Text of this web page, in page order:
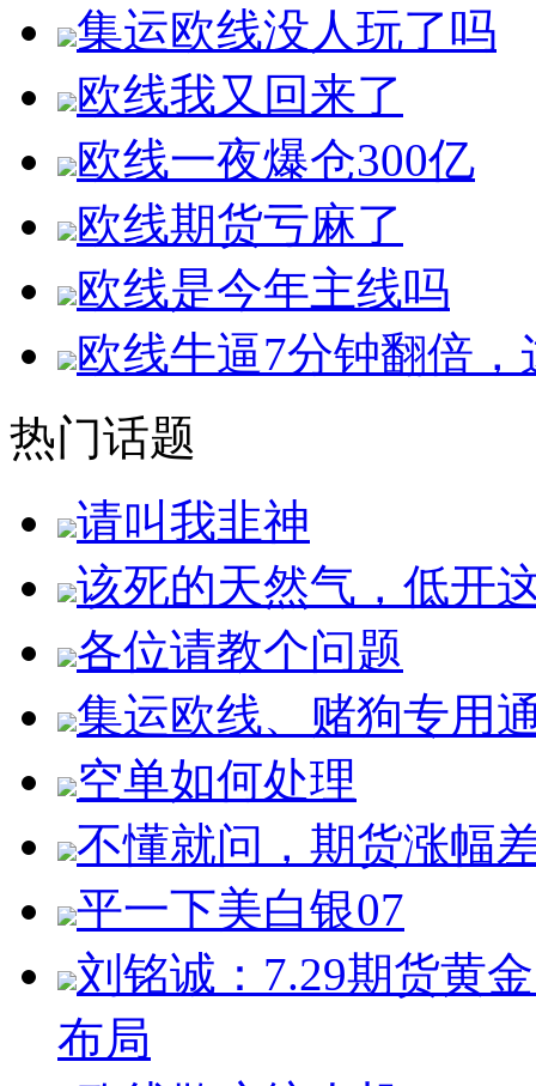
集运欧线没人玩了吗
欧线我又回来了
欧线一夜爆仓300亿
欧线期货亏麻了
欧线是今年主线吗
欧线牛逼7分钟翻倍
热门话题
请叫我韭神
该死的天然气，低开
各位请教个问题
集运欧线、赌狗专用
空单如何处理
不懂就问，期货涨幅
平一下美白银07
刘铭诚：7.29期货黄
布局